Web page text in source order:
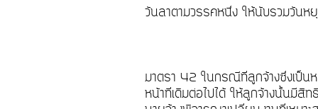
วันลาตามวรรคหนึ่ง ให้นับรวมวันห
มาตรา 42 ในกรณีที่ลูกจ้างซึ่งเป็น
หน้าที่เดิมต่อไปได้ ให้ลูกจ้างนั้นมีสิท